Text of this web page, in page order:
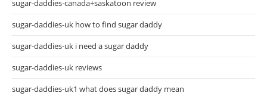
sugar-daddies-canada+saskatoon review
sugar-daddies-uk how to find sugar daddy
sugar-daddies-uk i need a sugar daddy
sugar-daddies-uk reviews
sugar-daddies-uk1 what does sugar daddy mean